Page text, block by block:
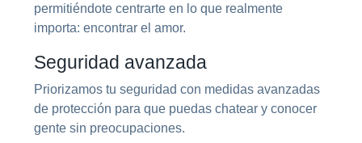
permitiéndote centrarte en lo que realmente
importa: encontrar el amor.
Seguridad avanzada
Priorizamos tu seguridad con medidas avanzadas
de protección para que puedas chatear y conocer
gente sin preocupaciones.